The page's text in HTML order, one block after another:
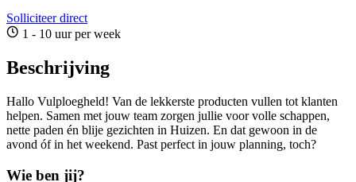
Solliciteer direct
1 - 10 uur per week
Beschrijving
Hallo Vulploegheld! Van de lekkerste producten vullen tot klanten
helpen. Samen met jouw team zorgen jullie voor volle schappen,
nette paden én blije gezichten in Huizen. En dat gewoon in de
avond óf in het weekend. Past perfect in jouw planning, toch?
Wie ben jij?